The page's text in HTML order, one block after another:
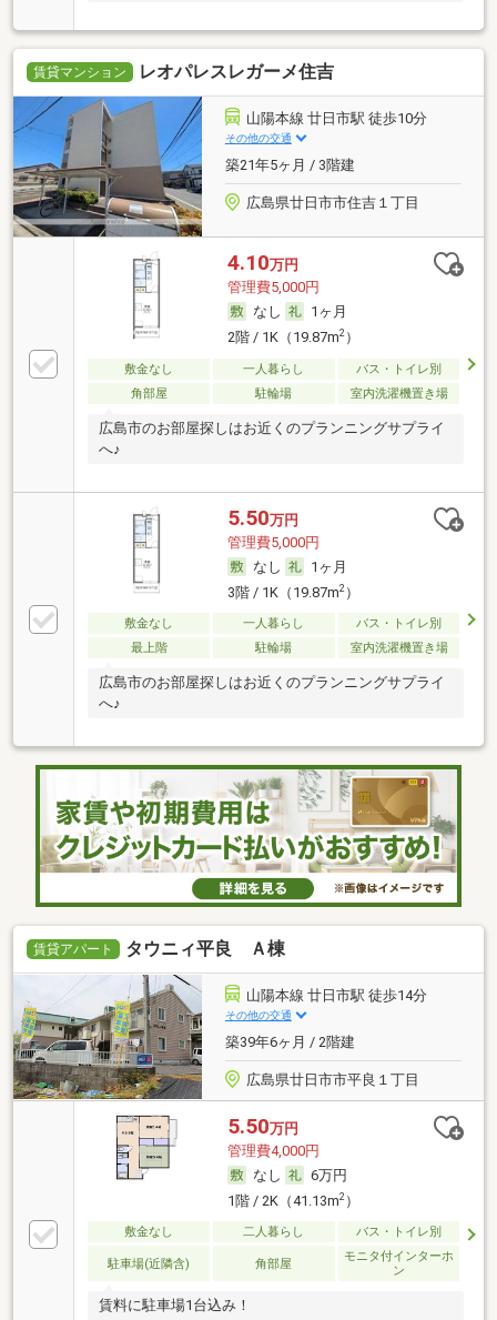
賃貸マンション レオパレスレガーメ住吉
山陽本線 廿日市駅 徒歩10分
その他の交通
築21年5ヶ月 / 3階建
広島県廿日市市住吉１丁目
4.10万円
管理費5,000円
なし
1ヶ月
2階 / 1K（19.87m2）
敷金なし 一人暮らし
バス・トイレ別
角部屋
駐輪場 室内洗濯機置き場
広島市のお部屋探しはお近くのプランニングサプライ
へ♪
5.50万円
管理費5,000円
なし
1ヶ月
3階 / 1K（19.87m2）
敷金なし 一人暮らし
バス・トイレ別
最上階
駐輪場 室内洗濯機置き場
広島市のお部屋探しはお近くのプランニングサプライ
へ♪
賃貸アパート タウニィ平良 Ａ棟
山陽本線 廿日市駅 徒歩14分
その他の交通
築39年6ヶ月 / 2階建
広島県廿日市市平良１丁目
5.50万円
管理費4,000円
なし
6万円
1階 / 2K（41.13m2）
敷金なし 二人暮らし バス・トイレ別
駐車場(近隣含) 角部屋
モニタ付インターホ
ン
賃料に駐車場1台込み！